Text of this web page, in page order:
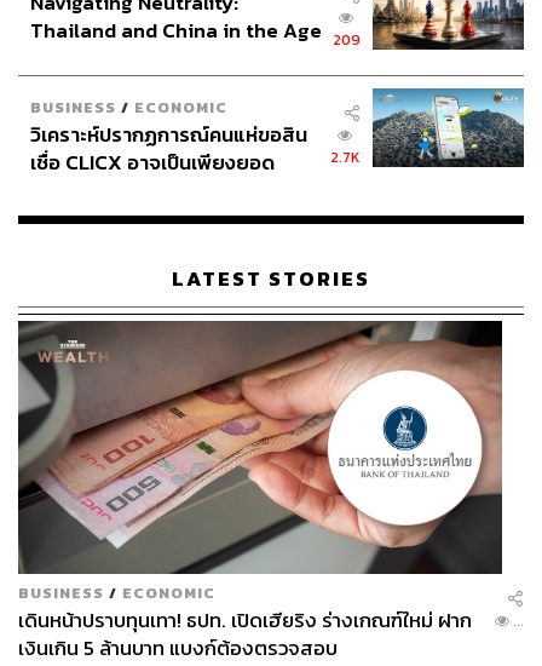
Thailand and China in the Age
209
BUSINESS / ECONOMIC
วิเคราะห์ปรากฏการณ์คนแห่ขอสิน
เชื่อ CLICX อาจเป็นเพียงยอด
เรือนไทยที่ถูกซุกไว้
2.7K
LATEST STORIES
BUSINESS / ECONOMIC
เดินหน้าปราบทุนเทา! ธปท. เปิดเฮียริง ร่างเกณฑ์ใหม่ ฝาก
เงินเกิน 5 ล้านบาท แบงก์ต้องตรวจสอบ
...